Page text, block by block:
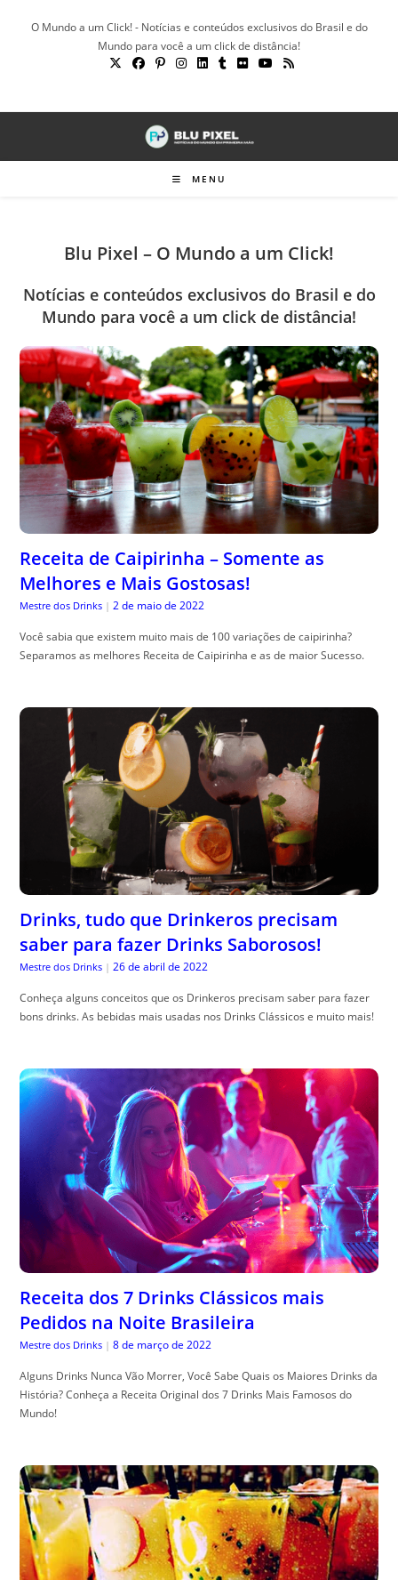
O Mundo a um Click! - Notícias e conteúdos exclusivos do Brasil e do
Mundo para você a um click de distância!
MENU
Blu Pixel – O Mundo a um Click!
Notícias e conteúdos exclusivos do Brasil e do
Mundo para você a um click de distância!
Receita de Caipirinha – Somente as
Melhores e Mais Gostosas!
Mestre dos Drinks | 2 de maio de 2022
Você sabia que existem muito mais de 100 variações de caipirinha?
Separamos as melhores Receita de Caipirinha e as de maior Sucesso.
Drinks, tudo que Drinkeros precisam
saber para fazer Drinks Saborosos!
Mestre dos Drinks | 26 de abril de 2022
Conheça alguns conceitos que os Drinkeros precisam saber para fazer
bons drinks. As bebidas mais usadas nos Drinks Clássicos e muito mais!
Receita dos 7 Drinks Clássicos mais
Pedidos na Noite Brasileira
Mestre dos Drinks | 8 de março de 2022
Alguns Drinks Nunca Vão Morrer, Você Sabe Quais os Maiores Drinks da
História? Conheça a Receita Original dos 7 Drinks Mais Famosos do
Mundo!